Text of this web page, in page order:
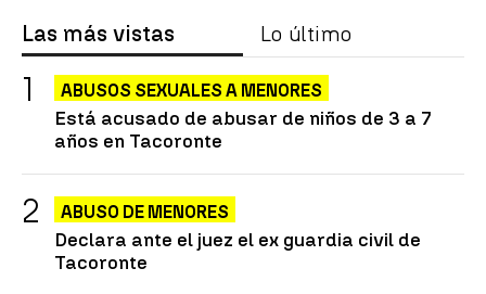
Las más vistas Lo último
ABUSOS SEXUALES A MENORES
Está acusado de abusar de niños de 3 a 7
años en Tacoronte
ABUSO DE MENORES
Declara ante el juez el ex guardia civil de
Tacoronte